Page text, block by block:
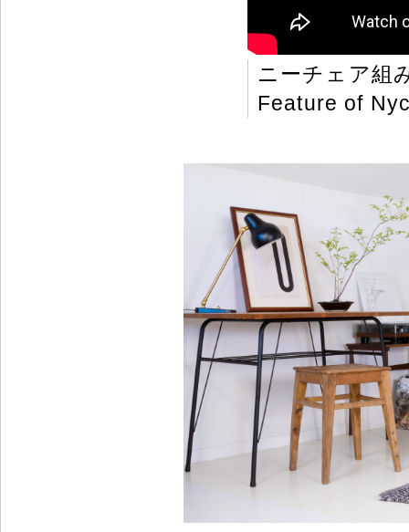
ニーチェア組
Feature of